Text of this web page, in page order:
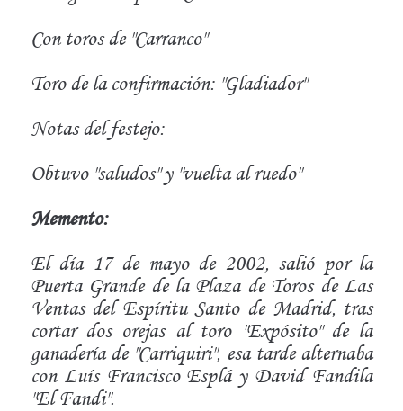
Con toros de "Carranco"
Toro de la confirmación: "Gladiador"
Notas del festejo:
Obtuvo "saludos" y "vuelta al ruedo"
Memento:
El día 17 de mayo de 2002, salió por la
Puerta Grande de la Plaza de Toros de Las
Ventas del Espíritu Santo de Madrid, tras
cortar dos orejas al toro "Expósito" de la
ganadería de "Carriquiri", esa tarde alternaba
con Luís Francisco Esplá y David Fandila
"El Fandi".